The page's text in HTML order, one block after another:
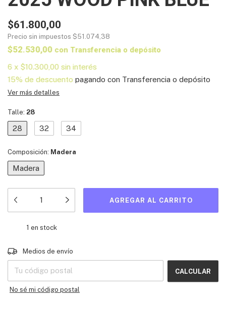
$61.800,00
Precio sin impuestos $51.074,38
$52.530,00 con Transferencia o depósito
6 x $10.300,00 sin interés
15% de descuento pagando con Transferencia o depósito
Ver más detalles
Talle: 28
28 32 34
Composición: Madera
Madera
1 en stock
Entregas para el CP:
Medios de envío
CALCULAR
No sé mi código postal